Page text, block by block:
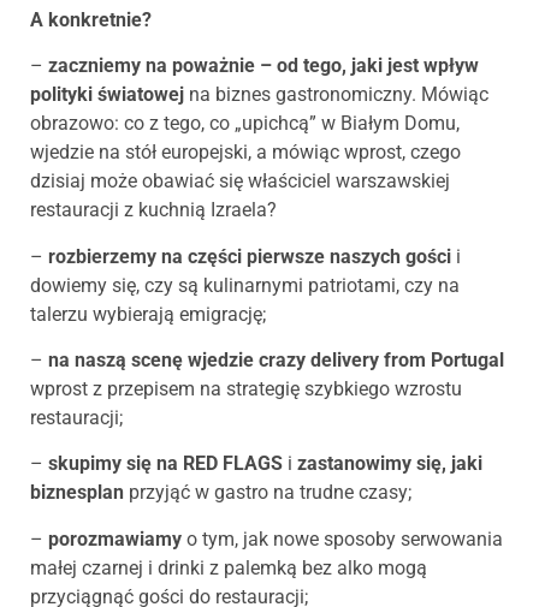
A konkretnie?
– zaczniemy na poważnie – od tego, jaki jest wpływ
polityki światowej na biznes gastronomiczny. Mówiąc
obrazowo: co z tego, co „upichcą” w Białym Domu,
wjedzie na stół europejski, a mówiąc wprost, czego
dzisiaj może obawiać się właściciel warszawskiej
restauracji z kuchnią Izraela?
– rozbierzemy na części pierwsze naszych gości i
dowiemy się, czy są kulinarnymi patriotami, czy na
talerzu wybierają emigrację;
– na naszą scenę wjedzie crazy delivery from Portugal
wprost z przepisem na strategię szybkiego wzrostu
restauracji;
– skupimy się na RED FLAGS i zastanowimy się, jaki
biznesplan przyjąć w gastro na trudne czasy;
– porozmawiamy o tym, jak nowe sposoby serwowania
małej czarnej i drinki z palemką bez alko mogą
przyciągnąć gości do restauracji;